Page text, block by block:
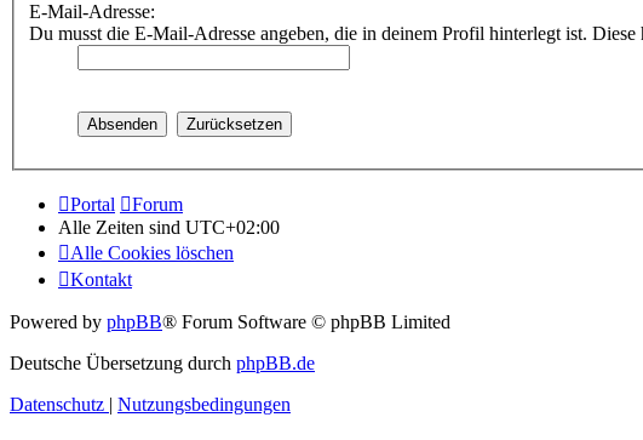
E-Mail-Adresse:
Du musst die E-Mail-Adresse angeben, die in deinem Profil hinterlegt ist.
Portal
Forum
Alle Zeiten sind UTC+02:00
Alle Cookies löschen
Kontakt
Powered by phpBB® Forum Software © phpBB Limited
Deutsche Übersetzung durch phpBB.de
Datenschutz | Nutzungsbedingungen